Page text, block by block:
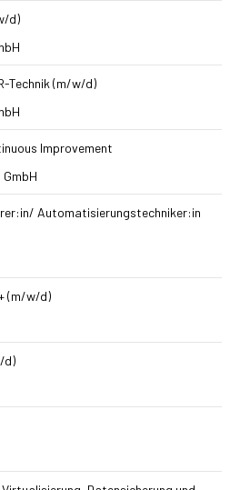
d)
Technik (m/w/d)
Improvement
Automatisierungstechniker:in
(m/w/d)
d)